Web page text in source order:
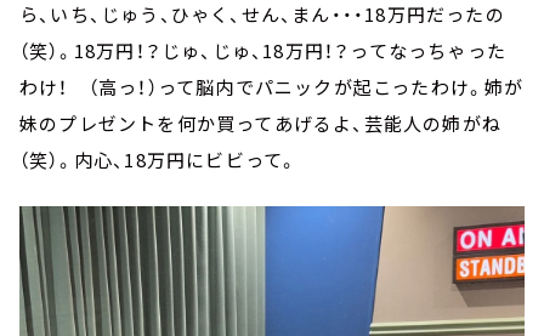
ら、いち、じゅう、ひゃく、せん、まん・・・18万円だったの
（笑）。18万円！？じゅ、じゅ、18万円！？ってなっちゃった
わけ！ （高っ！）って脳内でパニックが起こったわけ。姉が
妹のプレゼントを何か買ってあげるよ、芸能人の姉がね
（笑）。内心、18万円にビビって。